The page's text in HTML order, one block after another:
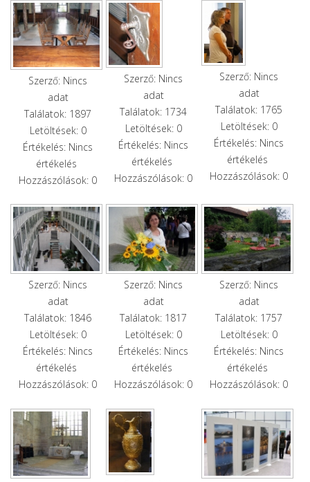
Szerző: Nincs
adat
Találatok: 1897
Letöltések: 0
Értékelés: Nincs
értékelés
Hozzászólások: 0
Szerző: Nincs
adat
Találatok: 1734
Letöltések: 0
Értékelés: Nincs
értékelés
Hozzászólások: 0
Szerző: Nincs
adat
Találatok: 1765
Letöltések: 0
Értékelés: Nincs
értékelés
Hozzászólások: 0
Szerző: Nincs
adat
Találatok: 1846
Letöltések: 0
Értékelés: Nincs
értékelés
Hozzászólások: 0
Szerző: Nincs
adat
Találatok: 1817
Letöltések: 0
Értékelés: Nincs
értékelés
Hozzászólások: 0
Szerző: Nincs
adat
Találatok: 1757
Letöltések: 0
Értékelés: Nincs
értékelés
Hozzászólások: 0